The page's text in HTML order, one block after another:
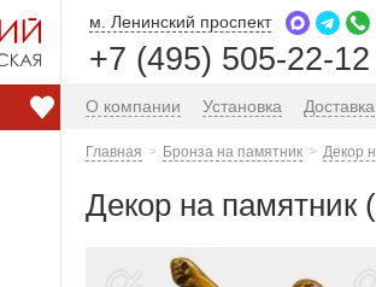
м. Ленинский проспект
+7 (495) 505-22-12
О компании Установка Доставка
Главная Бронза на памятник Декор
Декор на памятник